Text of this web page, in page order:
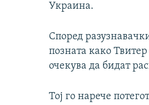
Украина.
Според
позната како
очекува да бидат
Тој го нарече